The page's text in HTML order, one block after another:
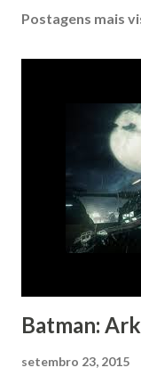
Postagens mais
Batman:
setembro 23, 2015